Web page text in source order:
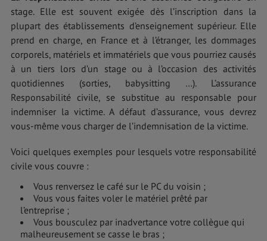
stage. Elle est souvent exigée dès l’inscription dans la
plupart des établissements d’enseignement supérieur. Elle
prend en charge, en France et à l’étranger, les dommages
corporels, matériels et immatériels que vous pourriez causés
à un tiers lors d’un stage ou à l’occasion des activités
quotidiennes (sorties, babysitting …). L’assurance
Responsabilité civile, se substitue au responsable pour
indemniser la victime. A défaut d’assurance, vous devrez
vous-même vous charger de l’indemnisation de la victime.
Voici quelques exemples pour lesquels votre responsabilité
civile vous couvre :
Vous renversez le café sur le PC du voisin ;
Vous vous faites voler le matériel prêté par
l’entreprise ;
Vous bousculez par inadvertance votre collègue qui
malheureusement se casse le bras ;